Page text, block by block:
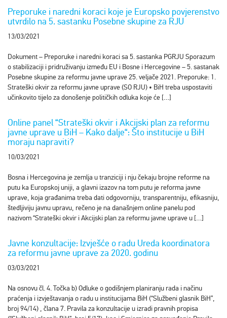
Preporuke i naredni koraci koje je Europsko povjerenstvo
utvrdilo na 5. sastanku Posebne skupine za RJU
13/03/2021
Dokument – Preporuke i naredni koraci sa 5. sastanka PGRJU Sporazum
o stabilizaciji i pridruživanju između EU i Bosne i Hercegovine – 5. sastanak
Posebne skupine za reformu javne uprave 25. veljače 2021. Preporuke: 1.
Strateški okvir za reformu javne uprave (SO RJU) • BiH treba uspostaviti
učinkovito tijelo za donošenje političkih odluka koje će […]
Online panel “Strateški okvir i Akcijski plan za reformu
javne uprave u BiH – Kako dalje“: Što institucije u BiH
moraju napraviti?
10/03/2021
Bosna i Hercegovina je zemlja u tranziciji i nju čekaju brojne reforme na
putu ka Europskoj uniji, a glavni izazov na tom putu je reforma javne
uprave, koja građanima treba dati odgovorniju, transparentniju, efikasniju,
štedljiviju javnu upravu, rečeno je na današnjem online panelu pod
nazivom “Strateški okvir i Akcijski plan za reformu javne uprave u […]
Javne konzultacije: Izvješće o radu Ureda koordinatora
za reformu javne uprave za 2020. godinu
03/03/2021
Na osnovu čl. 4. Točka b) Odluke o godišnjem planiranju rada i načinu
praćenja i izvještavanja o radu u institucijama BiH (“Službeni glasnik BiH”,
broj 94/14) , člana 7. Pravila za konzultacije u izradi pravnih propisa